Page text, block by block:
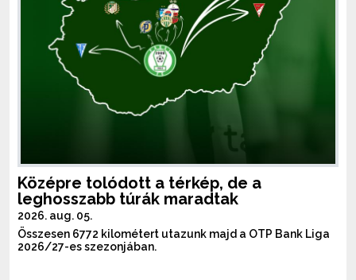
Középre tolódott a térkép, de a
leghosszabb túrák maradtak
2026. aug. 05.
Összesen 6772 kilométert utazunk majd a OTP Bank Liga
2026/27-es szezonjában.